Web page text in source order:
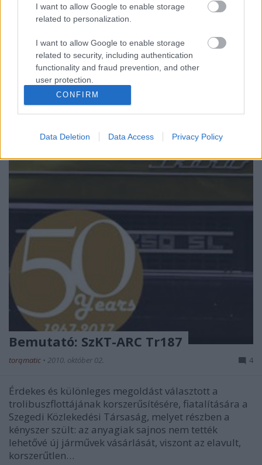
I want to allow Google to enable storage
related to personalization.
I want to allow Google to enable storage
related to security, including authentication
functionality and fraud prevention, and other
user protection.
CONFIRM
Data Deletion Data Access Privacy Policy
Járműgyártás volt, van és lesz a Szegedi Közlekedési
autóbuszból készítettek trolit – mert így olcsóbb, s
adott a megbízható műszaki háttér is. Járműgyártás
volt, van és lesz a Szegedi Közlekedési Társaságnál,…
Bemutató: SzKT-ARC Tr187
torqmatic • 2010. október 02. 4
Érdekes és különleges megoldást választott a
trolibuszflottájának korszerűsítésére, fiatalítására a
Szegedi Közlekedési Társaság, melyet részben a
kényszer szült: az anyagiak sajnos nem tették
lehetővé új járművek vásárlását, viszont az elavult,
korszerűtlen…